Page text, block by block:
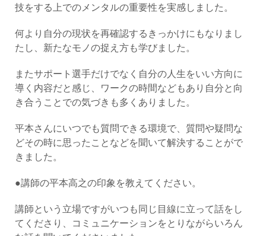
技をする上でのメンタルの重要性を実感しました。
何より自分の現状を再確認するきっかけにもなりまし
たし、新たなモノの捉え方も学びました。
またサポート選手だけでなく自分の人生をいい方向に
導く内容だと感じ、ワークの時間などもあり自分と向
き合うことでの気づきも多くありました。
平本さんにいつでも質問できる環境で、質問や疑問な
どその時に思ったことなどを聞いて解決することがで
きました。
●講師の平本高之の印象を教えてください。
講師という立場ですがいつも同じ目線に立って話をし
てくださり、コミュニケーションをとりながらいろん